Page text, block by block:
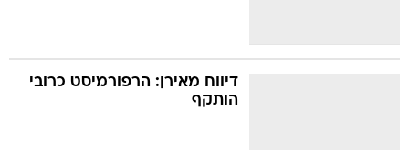
דיווח מאירן: הרפורמיסט כרובי
הותקף